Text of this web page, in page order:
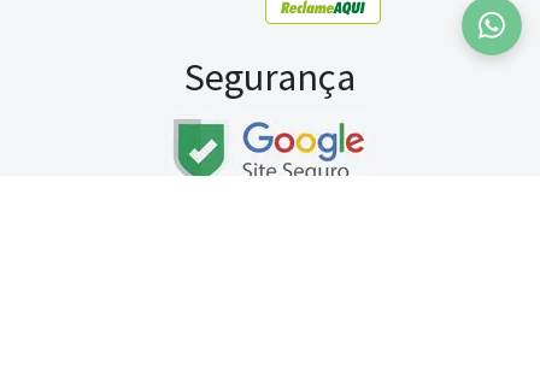
Segurança